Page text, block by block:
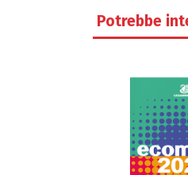
Potrebbe